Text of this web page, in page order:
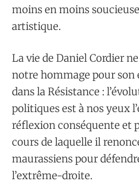
moins en moins
artistique.
La vie de Daniel Cordier
notre hommage pour son
dans la Résistance :
politiques est à nos yeux
réflexion conséquente et
cours de laquelle il
maurassiens pour
l’extrême-droite.